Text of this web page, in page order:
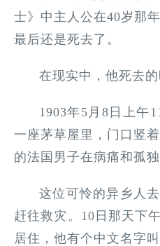
士》中主人公在40岁那
最后还是死去了。
在现实中，他死去
1903年5月8日上午
一座茅草屋里，门口竖
的法国男子在病痛和孤
这位可怜的异乡人
赶往救灾。10日那天下
居住，他有个中文名字